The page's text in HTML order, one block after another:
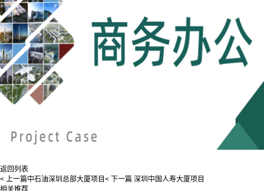
返回列表
< 上一篇中石油深圳总部大厦项目 < 下一篇 深圳中国人寿大厦项目
相关推荐